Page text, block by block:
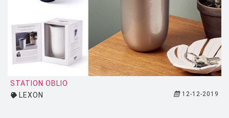
EGO PARIS
EMU
ESTABLISHED AND SONS
ETHNICRAFT
FERMOB
STATION OBLIO
LEXON
12-12-2019